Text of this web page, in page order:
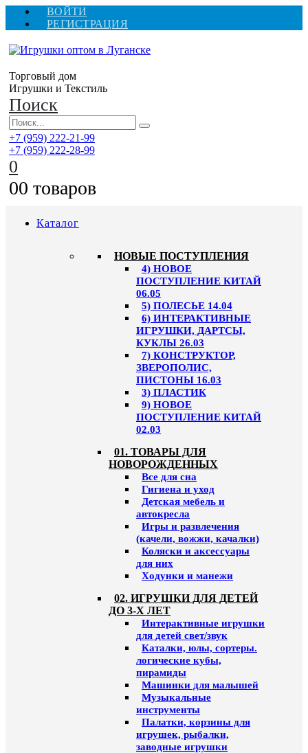
ВОЙТИ
РЕГИСТРАЦИЯ
Торговый дом
Игрушки и Текстиль
Поиск
+7 (959) 222-21-99
+7 (959) 222-28-99
0
00 товаров
Каталог
НОВЫЕ ПОСТУПЛЕНИЯ
4) НОВОЕ
ПОСТУПЛЕНИЕ КИТАЙ
06.05
5) ПОЛЕСЬЕ 14.04
6) ИНТЕРАКТИВНЫЕ
ИГРУШКИ, ДАРТСЫ,
КУКЛЫ 26.03
7) КОНСТРУКТОР,
ЗВЕРОПОЛИС,
ПИСТОНЫ 16.03
3) ПЛАСТИК
9) НОВОЕ
ПОСТУПЛЕНИЕ КИТАЙ
02.03
01. ТОВАРЫ ДЛЯ
НОВОРОЖДЕННЫХ
Все для сна
Гигиена и уход
Детская мебель и
автокресла
Игры и развлечения
(качели, вожжи, качалки)
Коляски и аксессуары
для них
Ходунки и манежи
02. ИГРУШКИ ДЛЯ ДЕТЕЙ
ДО 3-Х ЛЕТ
Интерактивные игрушки
для детей свет/звук
Каталки, юлы, сортеры.
логические кубы,
пирамиды
Машинки для малышей
Музыкальные
инструменты
Палатки, корзины для
игрушек, рыбалки,
заводные игрушки